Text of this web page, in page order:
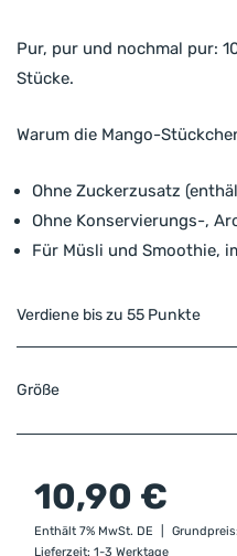
Pur, pur und nochmal pur:
Stücke.
Warum die Mango-
Ohne Zuckerzusatz
Ohne Konservierungs-,
Für Müsli und Smoothie,
Verdiene bis zu 55 Punkte
Größe
10,90 €
Enthält 7% MwSt. DE Grundpreis:
Lieferzeit: 1-3 Werktage